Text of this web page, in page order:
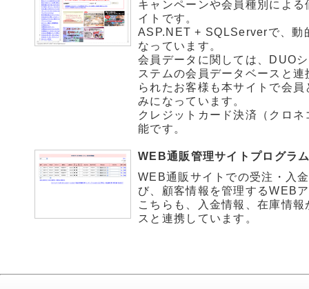
キャンペーンや会員種別によ
イトです。
ASP.NET + SQLServerで、動
なっています。
会員データに関しては、DUO
ステムの会員データベースと
られたお客様も本サイトで会
みになっています。
クレジットカード決済（クロ
能です。
WEB通販管理サイトプログラ
WEB通販サイトでの受注・入
び、顧客情報を管理するWEB
こちらも、入金情報、在庫情
スと連携しています。